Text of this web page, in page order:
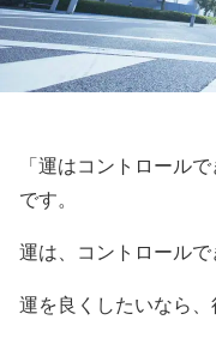
「運はコントロール
です。
運は、コントロールで
運を良くしたいなら、